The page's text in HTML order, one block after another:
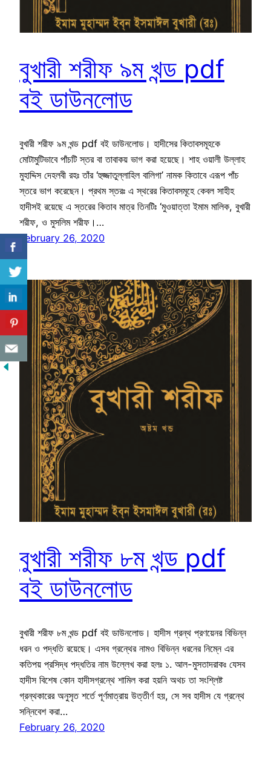
বুখারী শরীফ ৯ম খন্ড pdf
বই ডাউনলোড
বুখারী শরীফ ৯ম খন্ড pdf বই ডাউনলোড। হাদীসের কিতাবসমূহকে
মোটামুটিভাবে পাঁচটি স্তর বা তাবাকয় ভাগ করা হয়েছে। শাহ ওয়ালী উল্লাহ
মুহাদ্দিস দেহলবী রহঃ তাঁর ‘হুজ্জাতুল্লাহিল বালিগা’ নামক কিতাবে এরূপ পাঁচ
স্তরে ভাগ করেছেন। প্রথম স্তরঃ এ স্থরের কিতাবসমূহে কেবল সাহীহ
হাদীসই রয়েছে এ স্তরের কিতাব মাত্র তিনটিঃ ‘মুওয়াত্তা ইমাম মালিক, বুখারী
শরীফ, ও মুসলিম শরীফ।…
February 26, 2020
বুখারী শরীফ ৮ম খন্ড pdf
বই ডাউনলোড
বুখারী শরীফ ৮ম খন্ড pdf বই ডাউনলোড। হাদীস গ্রন্থ প্রণয়েনর বিভিন্ন
ধরন ও পদ্ধতি রয়েছে। এসব গ্রন্থের নামও বিভিন্ন ধরনের নিম্নে এর
কতিপয় প্রসিদ্ধ পদ্ধতির নাম উল্লেখ করা হলঃ ১. আল-মুসতাদরাকঃ যেসব
হাদীস বিশেষ কোন হাদীসগ্রন্থে শামিল করা হয়নি অথচ তা সংশ্লিষ্ট
গ্রন্থকারের অনুসৃত শর্তে পূর্ণমাত্রায় উত্তীর্ণ হয়, সে সব হাদীস যে গ্রন্থে
সন্নিবেশ করা…
February 26, 2020